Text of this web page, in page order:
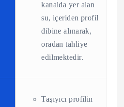
kanalda yer alan
su, içeriden profil
dibine alınarak,
oradan tahliye
edilmektedir.
Taşıyıcı profilin